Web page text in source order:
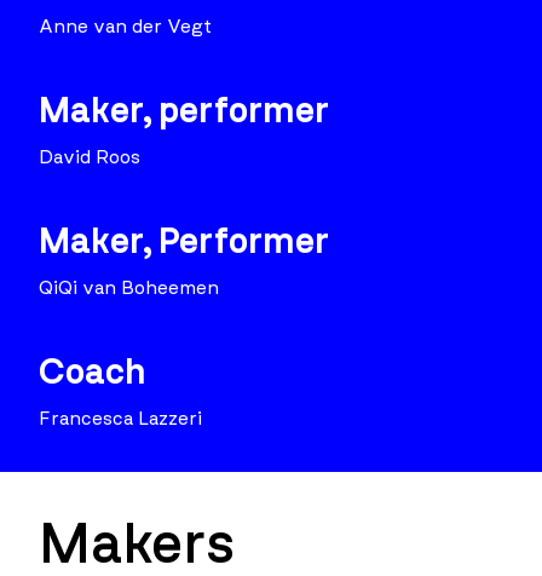
Anne van der Vegt
Maker, performer
David Roos
Maker, Performer
QiQi van Boheemen
Coach
Francesca Lazzeri
Makers